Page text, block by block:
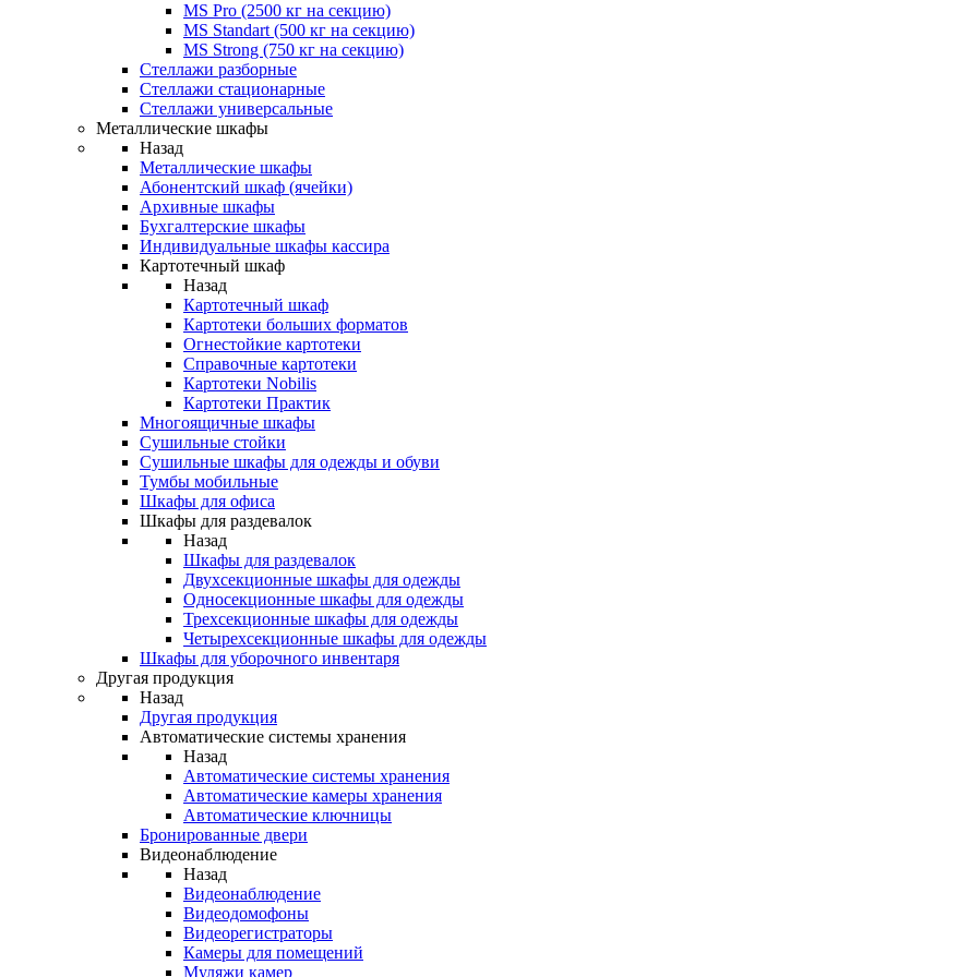
MS Pro (2500 кг на секцию)
MS Standart (500 кг на секцию)
MS Strong (750 кг на секцию)
Стеллажи разборные
Стеллажи стационарные
Стеллажи универсальные
Металлические шкафы
Назад
Металлические шкафы
Абонентский шкаф (ячейки)
Архивные шкафы
Бухгалтерские шкафы
Индивидуальные шкафы кассира
Картотечный шкаф
Назад
Картотечный шкаф
Картотеки больших форматов
Огнестойкие картотеки
Справочные картотеки
Картотеки Nobilis
Картотеки Практик
Многоящичные шкафы
Сушильные стойки
Сушильные шкафы для одежды и обуви
Тумбы мобильные
Шкафы для офиса
Шкафы для раздевалок
Назад
Шкафы для раздевалок
Двухсекционные шкафы для одежды
Односекционные шкафы для одежды
Трехсекционные шкафы для одежды
Четырехсекционные шкафы для одежды
Шкафы для уборочного инвентаря
Другая продукция
Назад
Другая продукция
Автоматические системы хранения
Назад
Автоматические системы хранения
Автоматические камеры хранения
Автоматические ключницы
Бронированные двери
Видеонаблюдение
Назад
Видеонаблюдение
Видеодомофоны
Видеорегистраторы
Камеры для помещений
Муляжи камер